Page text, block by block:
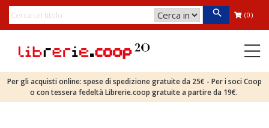
(0)
Per gli acquisti online: spese di spedizione gratuite da 25€ - Per i soci Coop
o con tessera fedeltà Librerie.coop gratuite a partire da 19€.